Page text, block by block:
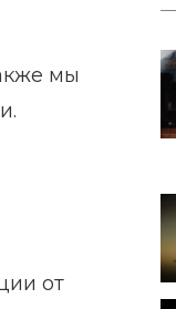
мы
от